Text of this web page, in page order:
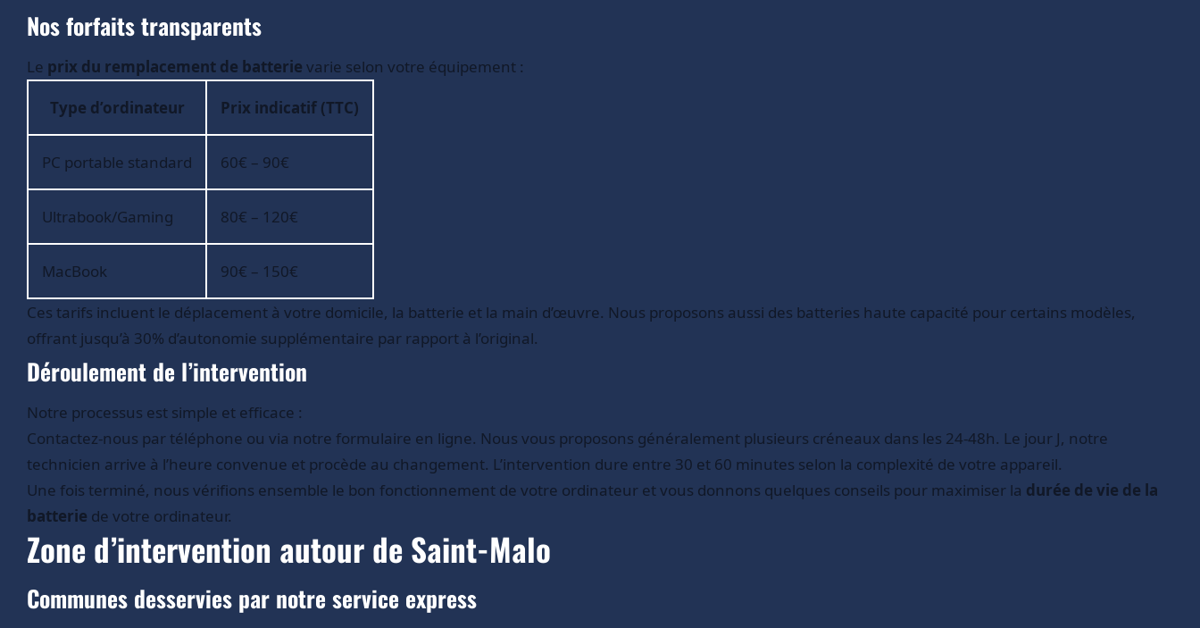
Nos forfaits transparents
Le prix du remplacement de batterie varie selon votre équipement :
Type d’ordinateur
Prix indicatif (TTC)
PC portable standard 60€ – 90€
Ultrabook/Gaming 80€ – 120€
MacBook
90€ – 150€
Ces tarifs incluent le déplacement à votre domicile, la batterie et la main d’œuvre. Nous proposons aussi des batteries haute capacité pour certains modèles,
offrant jusqu’à 30% d’autonomie supplémentaire par rapport à l’original.
Déroulement de l’intervention
Notre processus est simple et efficace :
Contactez-nous par téléphone ou via notre formulaire en ligne. Nous vous proposons généralement plusieurs créneaux dans les 24-48h. Le jour J, notre
technicien arrive à l’heure convenue et procède au changement. L’intervention dure entre 30 et 60 minutes selon la complexité de votre appareil.
Une fois terminé, nous vérifions ensemble le bon fonctionnement de votre ordinateur et vous donnons quelques conseils pour maximiser la durée de vie de la
batterie de votre ordinateur.
Zone d’intervention autour de Saint-Malo
Communes desservies par notre service express